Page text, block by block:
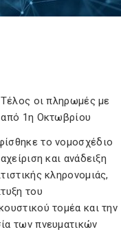
Τέλος οι πληρωμές με
από 1η Οκτωβρίου
το νομοσχέδιο
και ανάδειξη
κληρονομιάς,
του
τομέα και την
των πνευματικών